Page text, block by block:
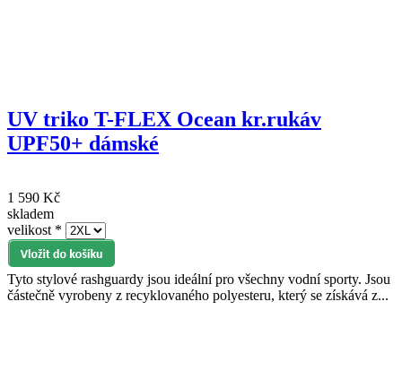
UV triko T-FLEX Ocean kr.rukáv
UPF50+ dámské
1 590 Kč
skladem
velikost *
Tyto stylové rashguardy jsou ideální pro všechny vodní sporty. Jsou
částečně vyrobeny z recyklovaného polyesteru, který se získává z...